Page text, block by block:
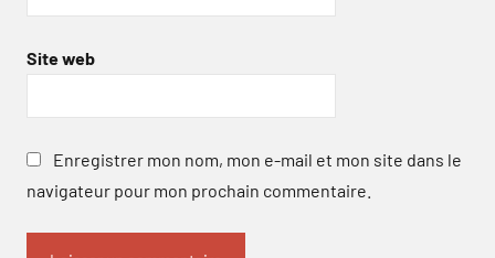
Site web
Enregistrer mon nom, mon e-mail et mon site dans le
navigateur pour mon prochain commentaire.